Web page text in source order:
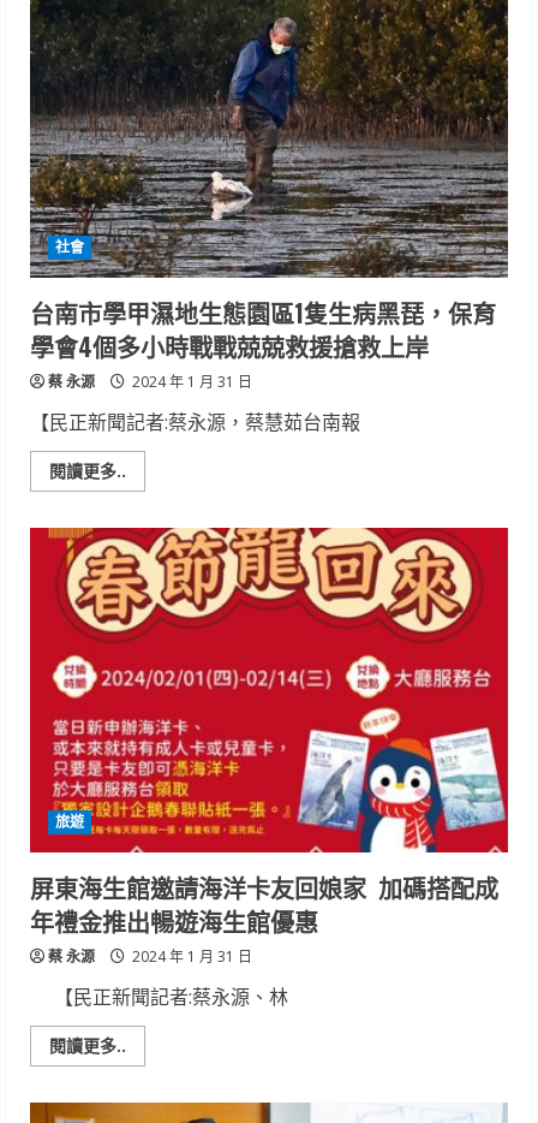
皇
冠
假
日
酒
店
燈
會
住
房
有
看
頭
社會
台南市學甲濕地生態園區1隻生病黑琵，保育
學會4個多小時戰戰兢兢救援搶救上岸
蔡 永源 2024 年 1 月 31 日
【民正新聞記者:蔡永源，蔡慧茹台南報
閱讀更多..
more
南
市
學
甲
濕
地
生
園
區
隻
生
病
黑
琵，
保
育
學
會
4
個
多
小
戰
兢
兢
救
岸
旅遊
屏東海生館邀請海洋卡友回娘家 加碼搭配成
年禮金推出暢遊海生館優惠
蔡 永源 2024 年 1 月 31 日
【民正新聞記者:蔡永源、林
閱讀更多..
more